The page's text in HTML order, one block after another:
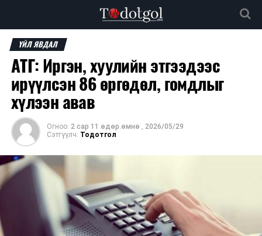
ҮЙЛ ЯВДАЛ
АТГ: Иргэн, хуулийн этгээдээс
ирүүлсэн 86 өргөдөл, гомдлыг
хүлээн авав
Огноо: 2 сар 11 өдөр.өмнө , 2026/05/29
Сэтгүүлч: Тодотгол